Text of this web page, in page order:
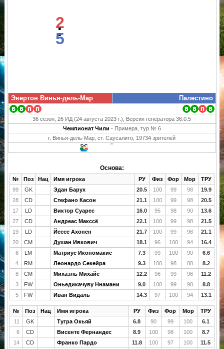
2
:
5
Эвертон Винья-дель-Мар Палестино
36 сезон, 26 ИД (24 августа 2023 г.), Версия генератора 36.0.5
Чемпионат Чили - Примера, тур № 6
г. Винья-дель-Мар, ст. Саусалито, 19734 зрителей
Основа:
№ Поз Нац Имя игрока РУ Физ Фор Мор
ТРУ
99
GK Эдан Барух 20.5 100 99 98
19.9
28
CD Стефано Касон 21.1 100 99 98
20.5
17
LD Виктор Суарес 16.0 95 98 90
13.6
27
CD Андреас Макссё 22.1 100 99 98
21.5
19
LD Йессе Ахонен 21.7 100 99 98
21.1
20
CM Душан Ивкович 18.1 96 100 94
16.4
6
LM Матриус Икономакис 7.3 99 100 90
6.6
4
RM Леонардо Секейра 9.3 100 98 88
8.2
8
CM Михаэль Михайе 12.2 96 99 96
11.2
3
FW Оньедикачуву Ннамани 9.0 100 99 98
8.8
5
FW Иван Видаль 14.3 97 100 94 13.1
№ Поз Нац Имя игрока РУ Физ Фор Мор
ТРУ
11
GK Тугра Окьяй 6.8 90 99 100
6.1
6
CD Висенте Фернандес 8.9 100 98 100
8.7
14
CD Франко Пардо 11.8 100 97 100
11.5